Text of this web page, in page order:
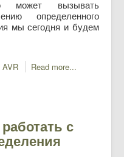
может вызывать
определенного
мы сегодня и будем
Read more...
с